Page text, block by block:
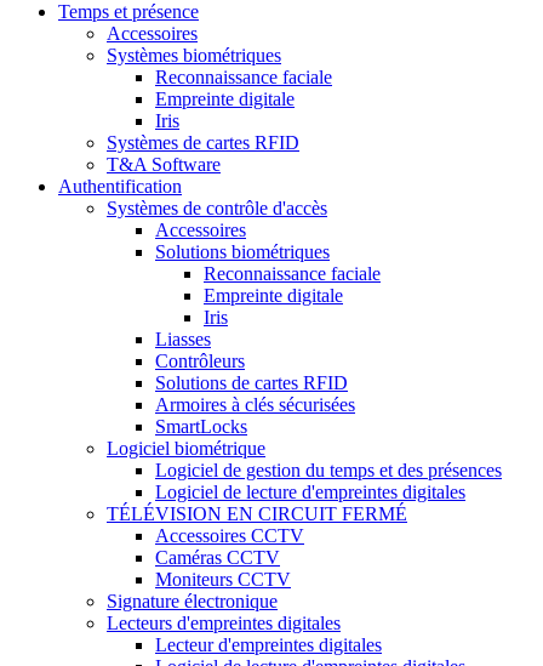
Temps et présence
Accessoires
Systèmes biométriques
Reconnaissance faciale
Empreinte digitale
Iris
Systèmes de cartes RFID
T&A Software
Authentification
Systèmes de contrôle d'accès
Accessoires
Solutions biométriques
Reconnaissance faciale
Empreinte digitale
Iris
Liasses
Contrôleurs
Solutions de cartes RFID
Armoires à clés sécurisées
SmartLocks
Logiciel biométrique
Logiciel de gestion du temps et des présences
Logiciel de lecture d'empreintes digitales
TÉLÉVISION EN CIRCUIT FERMÉ
Accessoires CCTV
Caméras CCTV
Moniteurs CCTV
Signature électronique
Lecteurs d'empreintes digitales
Lecteur d'empreintes digitales